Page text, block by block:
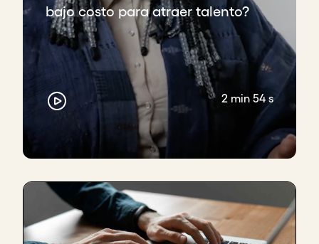
bajo costo para atraer talento?
2 min 54 s